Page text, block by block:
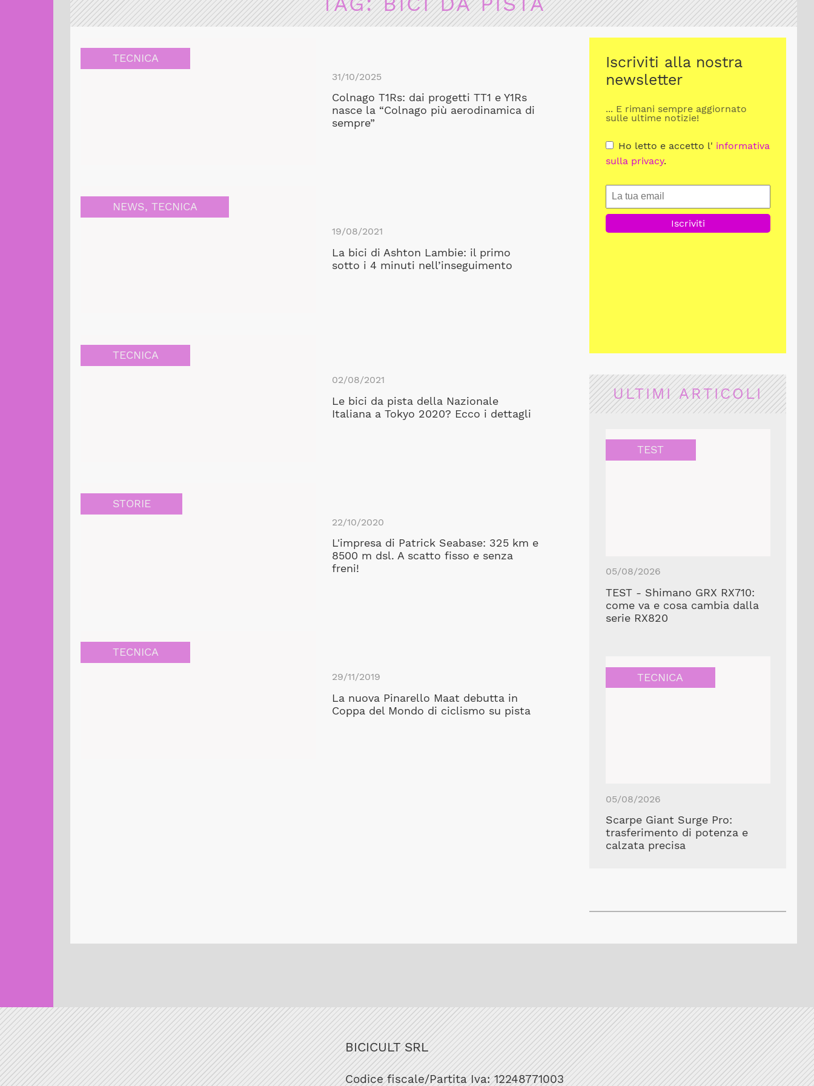
TECNICA
31/10/2025
Colnago T1Rs: dai progetti TT1 e Y1Rs
nasce la “Colnago più aerodinamica di
sempre”
NEWS, TECNICA
19/08/2021
La bici di Ashton Lambie: il primo
sotto i 4 minuti nell’inseguimento
TECNICA
02/08/2021
Le bici da pista della Nazionale
Italiana a Tokyo 2020? Ecco i dettagli
STORIE
22/10/2020
L'impresa di Patrick Seabase: 325 km e
8500 m dsl. A scatto fisso e senza
freni!
TECNICA
29/11/2019
La nuova Pinarello Maat debutta in
Coppa del Mondo di ciclismo su pista
Iscriviti alla nostra
newsletter
... E rimani sempre aggiornato
sulle ultime notizie!
Ho letto e accetto l' informativa
sulla privacy.
ULTIMI ARTICOLI
TEST
05/08/2026
TEST - Shimano GRX RX710:
come va e cosa cambia dalla
serie RX820
TECNICA
05/08/2026
Scarpe Giant Surge Pro:
trasferimento di potenza e
calzata precisa
BICICULT SRL
Codice fiscale/Partita Iva: 12248771003